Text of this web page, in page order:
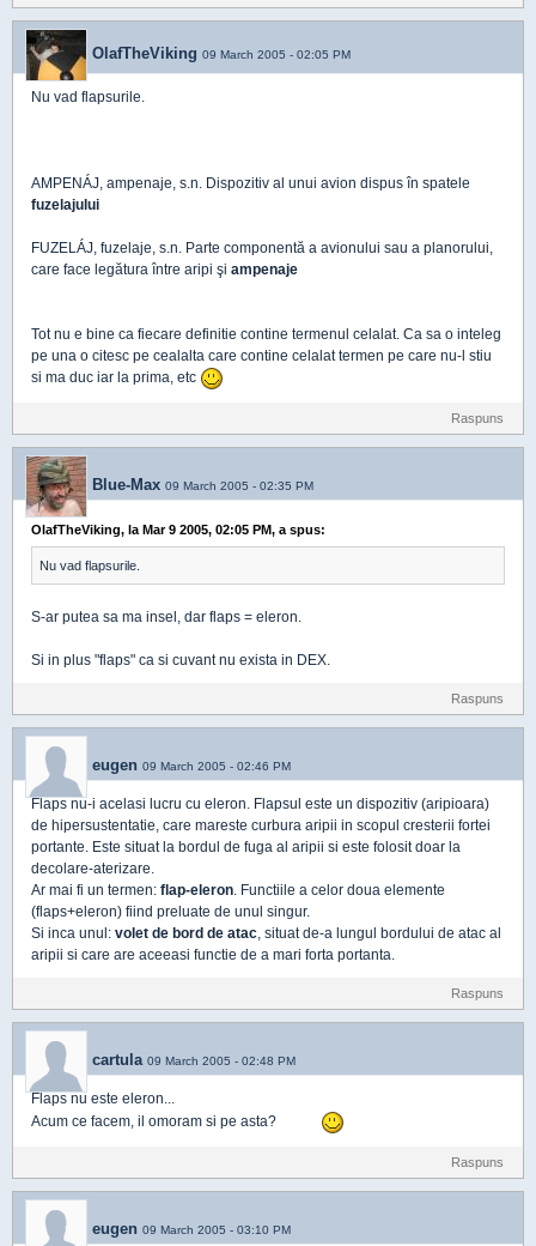
OlafTheViking 09 March 2005 - 02:05 PM
Nu vad flapsurile.
AMPENÁJ, ampenaje, s.n. Dispozitiv al unui avion dispus în spatele
fuzelajului
FUZELÁJ, fuzelaje, s.n. Parte componentă a avionului sau a planorului,
care face legătura între aripi şi ampenaje
Tot nu e bine ca fiecare definitie contine termenul celalat. Ca sa o inteleg
pe una o citesc pe cealalta care contine celalat termen pe care nu-l stiu
si ma duc iar la prima, etc
Raspuns
Blue-Max 09 March 2005 - 02:35 PM
OlafTheViking, la Mar 9 2005, 02:05 PM, a spus:
Nu vad flapsurile.
S-ar putea sa ma insel, dar flaps = eleron.
Si in plus "flaps" ca si cuvant nu exista in DEX.
Raspuns
eugen 09 March 2005 - 02:46 PM
Flaps nu-i acelasi lucru cu eleron. Flapsul este un dispozitiv (aripioara)
de hipersustentatie, care mareste curbura aripii in scopul cresterii fortei
portante. Este situat la bordul de fuga al aripii si este folosit doar la
decolare-aterizare.
Ar mai fi un termen: flap-eleron. Functiile a celor doua elemente
(flaps+eleron) fiind preluate de unul singur.
Si inca unul: volet de bord de atac, situat de-a lungul bordului de atac al
aripii si care are aceeasi functie de a mari forta portanta.
Raspuns
cartula 09 March 2005 - 02:48 PM
Flaps nu este eleron...
Acum ce facem, il omoram si pe asta?
Raspuns
eugen 09 March 2005 - 03:10 PM